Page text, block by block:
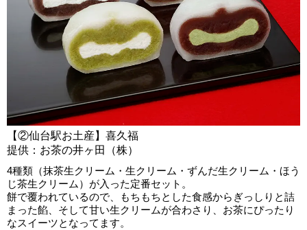
【②仙台駅お土産】喜久福
提供：お茶の井ヶ田（株）
4種類（抹茶生クリーム・生クリーム・ずんだ生クリーム・ほう
じ茶生クリーム）が入った定番セット。
餅で覆われているので、もちもちとした食感からぎっしりと詰
まった餡、そして甘い生クリームが合わさり、お茶にぴったり
なスイーツとなってます。